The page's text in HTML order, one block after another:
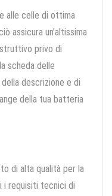
alle celle di ottima
assicura un’altissima
privo di
scheda delle
descrizione e di
della tua batteria
di alta qualità per la
i requisiti tecnici di